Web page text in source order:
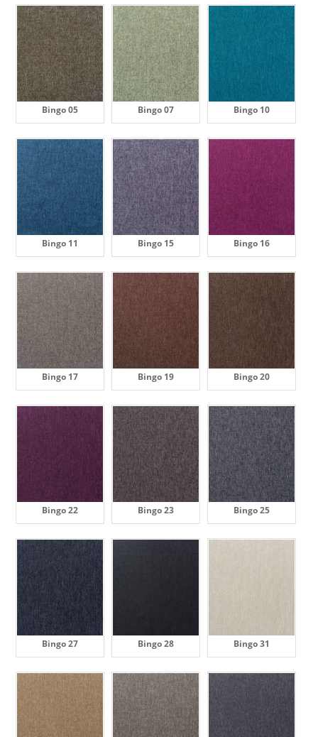
Bingo 05 Bingo 07 Bingo 10
Bingo 11 Bingo 15 Bingo 16
Bingo 17 Bingo 19 Bingo 20
Bingo 22 Bingo 23 Bingo 25
Bingo 27 Bingo 28 Bingo 31